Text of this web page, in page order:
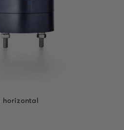
horizontal